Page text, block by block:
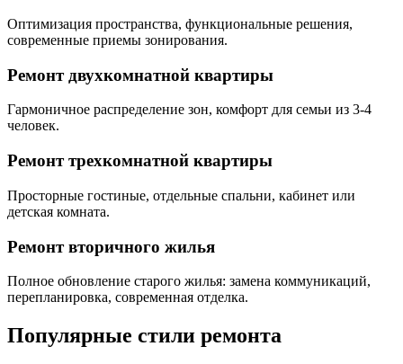
Оптимизация пространства, функциональные решения,
современные приемы зонирования.
Ремонт двухкомнатной квартиры
Гармоничное распределение зон, комфорт для семьи из 3-4
человек.
Ремонт трехкомнатной квартиры
Просторные гостиные, отдельные спальни, кабинет или
детская комната.
Ремонт вторичного жилья
Полное обновление старого жилья: замена коммуникаций,
перепланировка, современная отделка.
Популярные стили ремонта